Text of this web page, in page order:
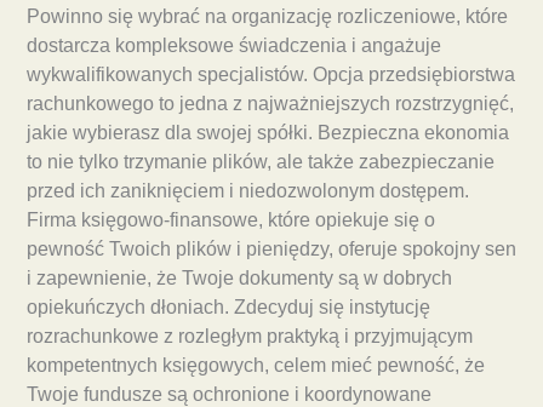
Powinno się wybrać na organizację rozliczeniowe, które
dostarcza kompleksowe świadczenia i angażuje
wykwalifikowanych specjalistów. Opcja przedsiębiorstwa
rachunkowego to jedna z najważniejszych rozstrzygnięć,
jakie wybierasz dla swojej spółki. Bezpieczna ekonomia
to nie tylko trzymanie plików, ale także zabezpieczanie
przed ich zaniknięciem i niedozwolonym dostępem.
Firma księgowo-finansowe, które opiekuje się o
pewność Twoich plików i pieniędzy, oferuje spokojny sen
i zapewnienie, że Twoje dokumenty są w dobrych
opiekuńczych dłoniach. Zdecyduj się instytucję
rozrachunkowe z rozległym praktyką i przyjmującym
kompetentnych księgowych, celem mieć pewność, że
Twoje fundusze są ochronione i koordynowane